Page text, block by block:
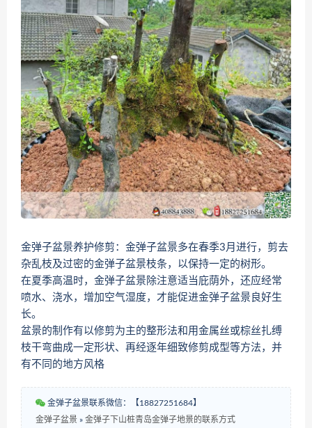
金弹子盆景养护修剪：金弹子盆景多在春季3月进行，剪去
杂乱枝及过密的金弹子盆景枝条，以保持一定的树形。
在夏季高温时，金弹子盆景除注意适当庇荫外，还应经常
喷水、浇水，增加空气湿度，才能促进金弹子盆景良好生
长。
盆景的制作有以修剪为主的整形法和用金属丝或棕丝扎缚
枝干弯曲成一定形状、再经逐年细致修剪成型等方法，并
有不同的地方风格
金弹子盆景联系微信：【18827251684】
金弹子盆景 » 金弹子下山桩青岛金弹子地景的联系方式